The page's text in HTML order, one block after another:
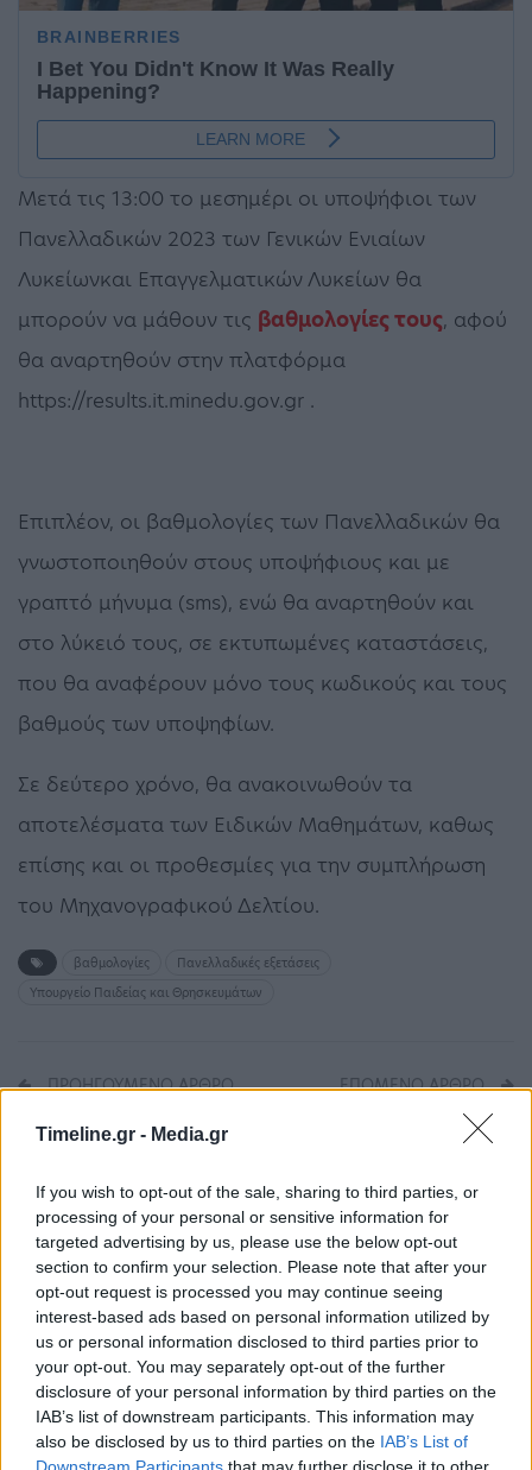
Timeline.gr - Media.gr
If you wish to opt-out of the sale, sharing to third parties, or
processing of your personal or sensitive information for
targeted advertising by us, please use the below opt-out
section to confirm your selection. Please note that after your
opt-out request is processed you may continue seeing
interest-based ads based on personal information utilized by
us or personal information disclosed to third parties prior to
your opt-out. You may separately opt-out of the further
disclosure of your personal information by third parties on the
IAB’s list of downstream participants. This information may
also be disclosed by us to third parties on the IAB’s List of
Downstream Participants that may further disclose it to other
Μετά τις 13:00 το μεσημέρι οι υποψήφιοι των
Πανελλαδικών 2023 των Γενικών Ενιαίων
Λυκείωνκαι Επαγγελματικών Λυκείων θα
μπορούν να μάθουν τις βαθμολογίες τους, αφού
θα αναρτηθούν στην πλατφόρμα
https://results.it.minedu.gov.gr .
Επιπλέον, οι βαθμολογίες των Πανελλαδικών θα
γνωστοποιηθούν στους υποψήφιους και με
γραπτό μήνυμα (sms), ενώ θα αναρτηθούν και
στο λύκειό τους, σε εκτυπωμένες καταστάσεις,
που θα αναφέρουν μόνο τους κωδικούς και τους
βαθμούς των υποψηφίων.
Σε δεύτερο χρόνο, θα ανακοινωθούν τα
αποτελέσματα των Ειδικών Μαθημάτων, καθως
επίσης και οι προθεσμίες για την συμπλήρωση
του Μηχανογραφικού Δελτίου.
βαθμολογίες
Πανελλαδικές εξετάσεις
Υπουργείο Παιδείας και Θρησκευμάτων
ΠΡΟΗΓΟΎΜΕΝΟ ΆΡΘΡΟ
μπόρες με… 35άρια – Πού
φαινόμενα
ΕΠΌΜΕΝΟ ΆΡΘΡΟ
Τα θέατρα Βράχων στο
Βύρωνα αποδίδονται
Τέλος στη δικαστική
διαμάχη από Μενδώνη
και Χαρδαλιά
Μπορεί επίσης να σε ενδιαφέρει
ΠΑΙΔΕΊΑ ΠΑΙΔΕΊΑ